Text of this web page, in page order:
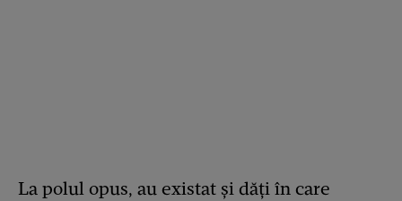
La polul opus, au existat și dăți în care